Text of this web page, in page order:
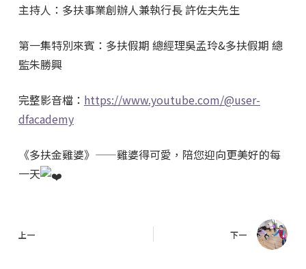
主持人：多扶事業創辦人兼執行長 許佐夫先生
第一集特別來賓：多扶假期 總經理吳孟玲&多扶假期 總
監朱勝興
完整影音檔： https://www.youtube.com/@user-
dfacademy
《多扶金雞婆》——雞婆得可愛，陪您迎向更美好的每
一天
上一 下一